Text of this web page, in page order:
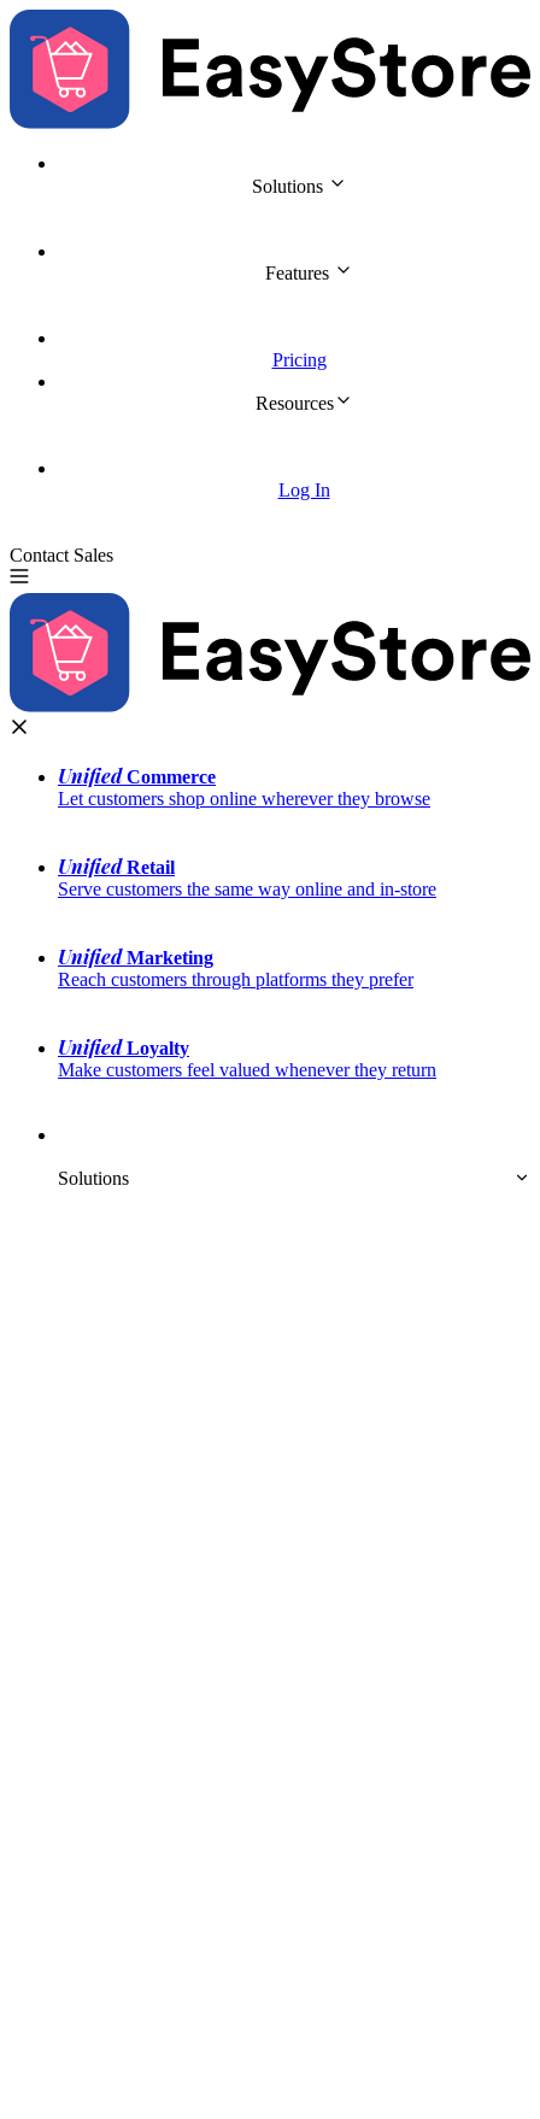
Solutions
Features
Pricing
Resources
Log In
Contact Sales
Unified Commerce
Let customers shop online wherever they browse
Unified Retail
Serve customers the same way online and in-store
Unified Marketing
Reach customers through platforms they prefer
Unified Loyalty
Make customers feel valued whenever they return
Solutions